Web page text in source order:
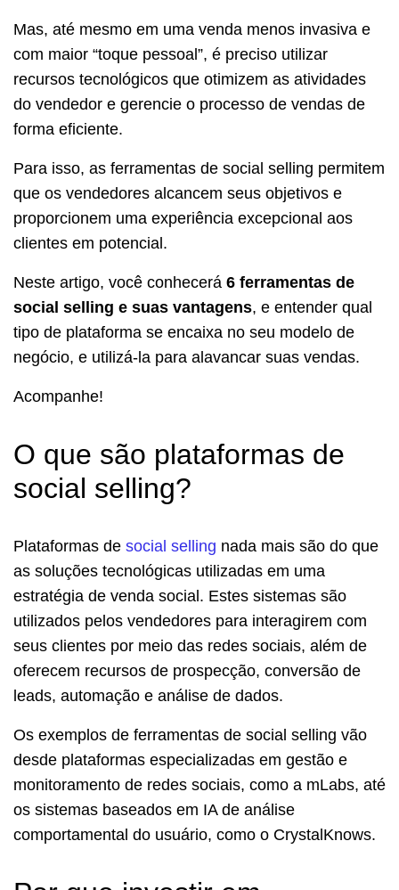
Mas, até mesmo em uma venda menos invasiva e
com maior “toque pessoal”, é preciso utilizar
recursos tecnológicos que otimizem as atividades
do vendedor e gerencie o processo de vendas de
forma eficiente.
Para isso, as ferramentas de social selling permitem
que os vendedores alcancem seus objetivos e
proporcionem uma experiência excepcional aos
clientes em potencial.
Neste artigo, você conhecerá 6 ferramentas de
social selling e suas vantagens, e entender qual
tipo de plataforma se encaixa no seu modelo de
negócio, e utilizá-la para alavancar suas vendas.
Acompanhe!
O que são plataformas de
social selling?
Plataformas de social selling nada mais são do que
as soluções tecnológicas utilizadas em uma
estratégia de venda social. Estes sistemas são
utilizados pelos vendedores para interagirem com
seus clientes por meio das redes sociais, além de
oferecem recursos de prospecção, conversão de
leads, automação e análise de dados.
Os exemplos de ferramentas de social selling vão
desde plataformas especializadas em gestão e
monitoramento de redes sociais, como a mLabs, até
os sistemas baseados em IA de análise
comportamental do usuário, como o CrystalKnows.